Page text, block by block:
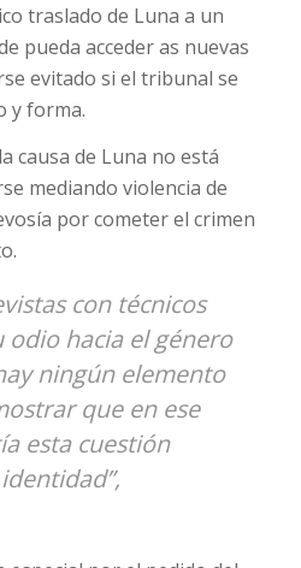
traslado de Luna a un
pueda acceder as nuevas
evitado si el tribunal se
y forma.
causa de Luna no está
mediando violencia de
por cometer el crimen
con técnicos
odio hacia el género
ningún elemento
que en ese
esta cuestión